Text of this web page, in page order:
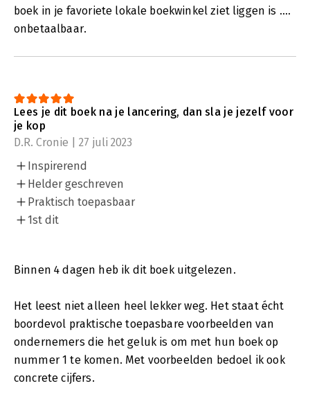
boek in je favoriete lokale boekwinkel ziet liggen is ....
onbetaalbaar.
Lees je dit boek na je lancering, dan sla je jezelf voor
je kop
D.R. Cronie | 27 juli 2023
Inspirerend
Helder geschreven
Praktisch toepasbaar
1st dit
Binnen 4 dagen heb ik dit boek uitgelezen.
Het leest niet alleen heel lekker weg. Het staat écht
boordevol praktische toepasbare voorbeelden van
ondernemers die het geluk is om met hun boek op
nummer 1 te komen. Met voorbeelden bedoel ik ook
concrete cijfers.